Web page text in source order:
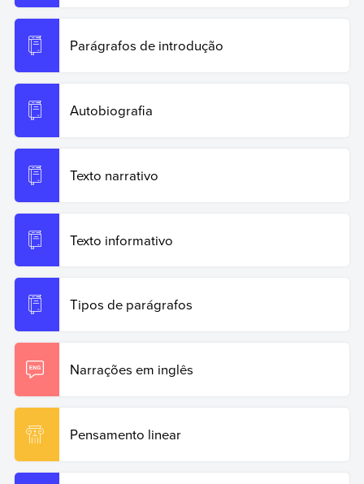
Parágrafos de introdução
Autobiografia
Texto narrativo
Texto informativo
Tipos de parágrafos
Narrações em inglês
Pensamento linear